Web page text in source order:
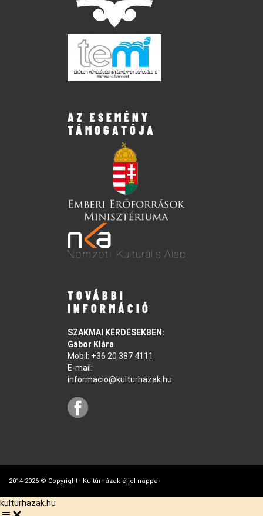
AZ ESEMÉNY
TÁMOGATÓJA
TOVÁBBI
INFORMÁCIÓ
SZAKMAI KÉRDÉSEKBEN:
Gábor Klára
Mobil: +36 20 387 4111
E-mail:
informacio@kulturhazak.hu
2014-2026 © Copyright - Kultúrházak éjjel-nappal
kulturhazak.hu